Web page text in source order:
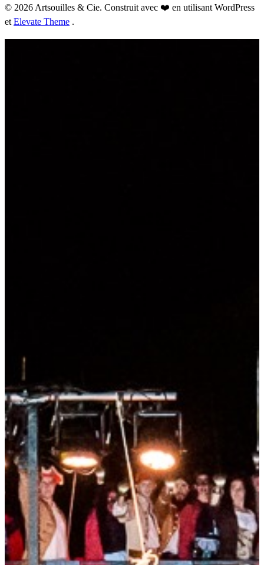
© 2026 Artsouilles & Cie. Construit avec ❤️ en utilisant WordPress
et Elevate Theme .